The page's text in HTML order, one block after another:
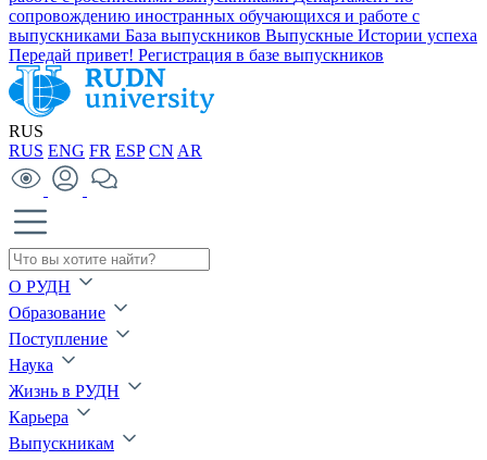
сопровождению иностранных обучающихся и работе с
выпускниками База выпускников Выпускные Истории успеха
Передай привет! Регистрация в базе выпускников
RUS
RUS ENG FR ESP CN AR
О РУДН
Образование
Поступление
Наука
Жизнь в РУДН
Карьера
Выпускникам